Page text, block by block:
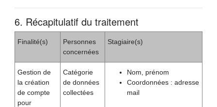
6. Récapitulatif du traitement
Finalité(s)
Personnes
concernées
Stagiaire(s)
Gestion de
la création
de compte
pour
Catégorie
de données
collectées
Nom, prénom
Coordonnées : adresse
mail